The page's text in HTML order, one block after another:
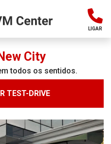
LIGAR
City
todos os sentidos.
TEST-DRIVE